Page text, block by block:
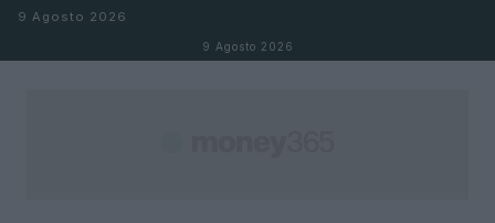
Salta al contenuto
9 Agosto 2026
9 Agosto 2026